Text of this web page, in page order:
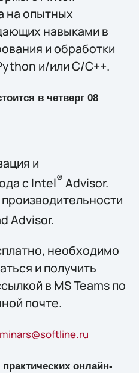
на опытных
навыками в
и обработки
и/или C/C++.
в четверг 08
и
с Intel® Advisor.
Advisor.
необходимо
и получить
в MS Teams по
почте.
онлайн-